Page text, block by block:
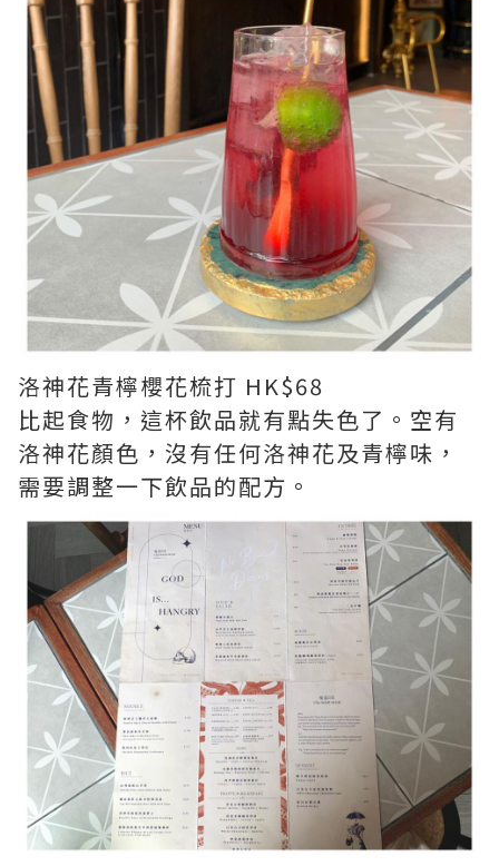
洛神花青檸櫻花梳打 HK$68
比起食物，這杯飲品就有點失色了。空有
洛神花顏色，沒有任何洛神花及青檸味，
需要調整一下飲品的配方。